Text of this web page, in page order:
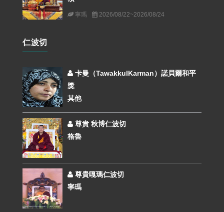
寧瑪 2026/08/22~2026/08/24
仁波切
卡曼（TawakkulKarman）諾貝爾和平
獎
其他
尊貴 秋博仁波切
格魯
尊貴嘎瑪仁波切
寧瑪